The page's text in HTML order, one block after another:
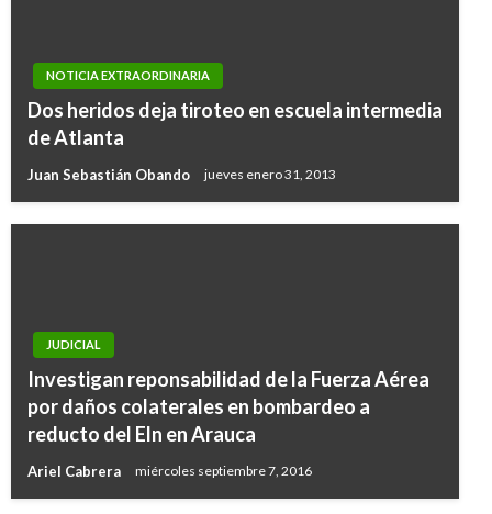
NOTICIA EXTRAORDINARIA
Dos heridos deja tiroteo en escuela intermedia
de Atlanta
Juan Sebastián Obando jueves enero 31, 2013
JUDICIAL
Investigan reponsabilidad de la Fuerza Aérea
por daños colaterales en bombardeo a
reducto del Eln en Arauca
Ariel Cabrera miércoles septiembre 7, 2016